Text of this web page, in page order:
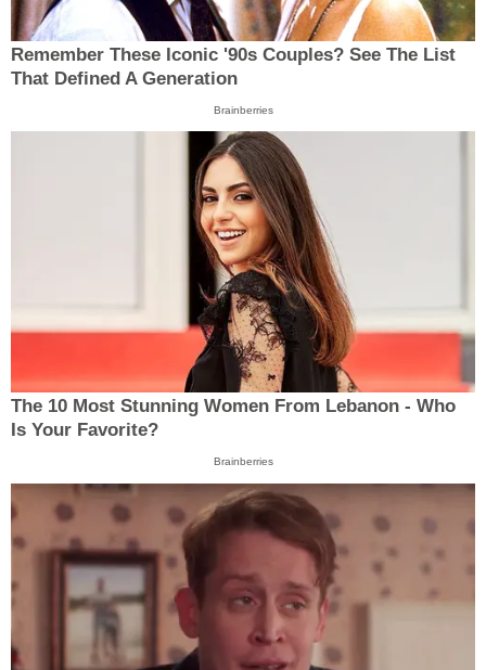
Remember These Iconic '90s Couples? See The List
That Defined A Generation
Brainberries
The 10 Most Stunning Women From Lebanon - Who
Is Your Favorite?
Brainberries